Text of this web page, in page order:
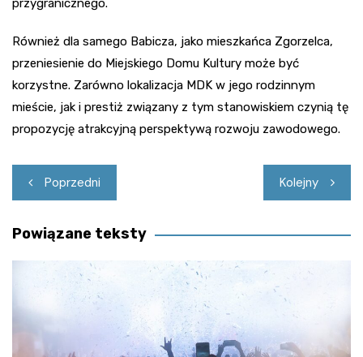
przygranicznego.
Również dla samego Babicza, jako mieszkańca Zgorzelca,
przeniesienie do Miejskiego Domu Kultury może być
korzystne. Zarówno lokalizacja MDK w jego rodzinnym
mieście, jak i prestiż związany z tym stanowiskiem czynią tę
propozycję atrakcyjną perspektywą rozwoju zawodowego.
Nawigacja
wpisu
Poprzedni Kolejny
Powiązane teksty